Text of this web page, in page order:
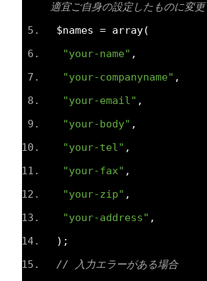
適宜ご自身の設定したものに変
$names = array(
"your-name" ,
"your-companyname" ,
"your-email" ,
"your-body" ,
"your-tel" ,
"your-fax" ,
"your-zip" ,
"your-address" ,
);
// 入力エラーがある場合